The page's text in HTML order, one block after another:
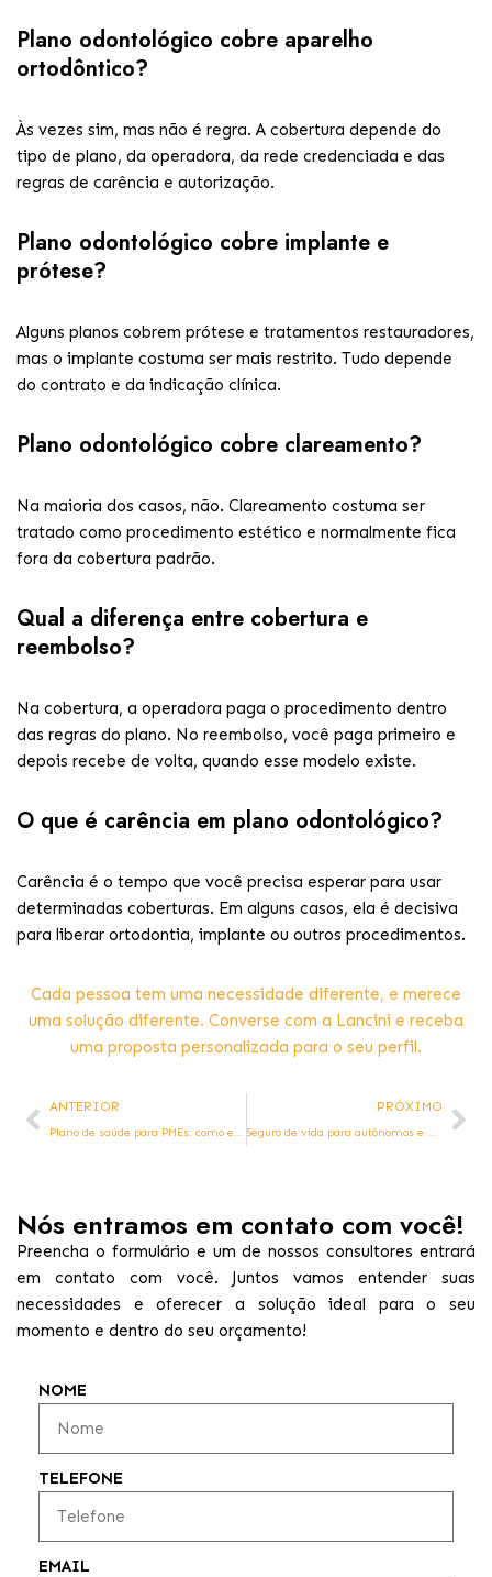
Plano odontológico cobre aparelho
ortodôntico?
Às vezes sim, mas não é regra. A cobertura depende do
tipo de plano, da operadora, da rede credenciada e das
regras de carência e autorização.
Plano odontológico cobre implante e
prótese?
Alguns planos cobrem prótese e tratamentos restauradores,
mas o implante costuma ser mais restrito. Tudo depende
do contrato e da indicação clínica.
Plano odontológico cobre clareamento?
Na maioria dos casos, não. Clareamento costuma ser
tratado como procedimento estético e normalmente fica
fora da cobertura padrão.
Qual a diferença entre cobertura e
reembolso?
Na cobertura, a operadora paga o procedimento dentro
das regras do plano. No reembolso, você paga primeiro e
depois recebe de volta, quando esse modelo existe.
O que é carência em plano odontológico?
Carência é o tempo que você precisa esperar para usar
determinadas coberturas. Em alguns casos, ela é decisiva
para liberar ortodontia, implante ou outros procedimentos.
Cada pessoa tem uma necessidade diferente, e merece
uma solução diferente. Converse com a Lancini e receba
uma proposta personalizada para o seu perfil.
ANTERIOR
Plano de saúde para PMEs: como empresas pequenas podem oferecer benefícios competitivos sem comprometer o caixa
PRÓXIMO
Seguro de vida para autônomos e profissionais liberais: por que essa proteção é ainda mais importante para quem não tem carteira assinada
Nós entramos em contato com você!
Preencha o formulário e um de nossos consultores entrará
em contato com você. Juntos vamos entender suas
necessidades e oferecer a solução ideal para o seu
momento e dentro do seu orçamento!
NOME
TELEFONE
EMAIL